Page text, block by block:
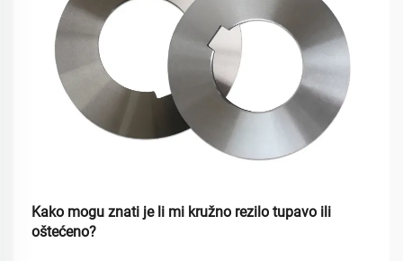
Kako mogu znati je li mi kružno rezilo tupavo ili
oštećeno?